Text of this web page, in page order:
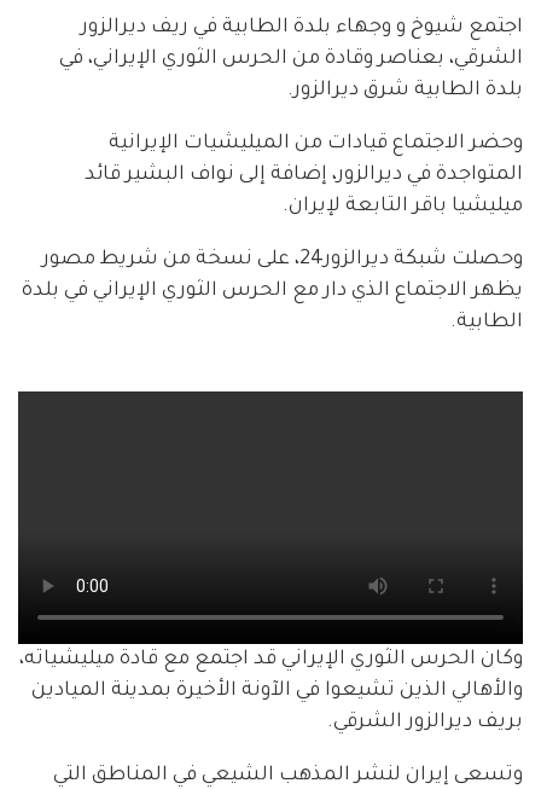
اجتمع شيوخ و وجهاء بلدة الطابية في ريف ديرالزور
الشرقي، بعناصر وقادة من الحرس الثوري الإيراني، في
بلدة الطابية شرق ديرالزور.
وحضر الاجتماع قيادات من الميليشيات الإيرانية
المتواجدة في ديرالزور، إضافة إلى نواف البشير قائد
ميليشيا باقر التابعة لإيران.
وحصلت شبكة ديرالزور24، على نسخة من شريط مصور
يظهر الاجتماع الذي دار مع الحرس الثوري الإيراني في بلدة
الطابية.
وكان الحرس الثوري الإيراني قد اجتمع مع قادة ميليشياته،
والأهالي الذين تشيعوا في الآونة الأخيرة بمدينة الميادين
بريف ديرالزور الشرقي.
وتسعى إيران لنشر المذهب الشيعي في المناطق التي